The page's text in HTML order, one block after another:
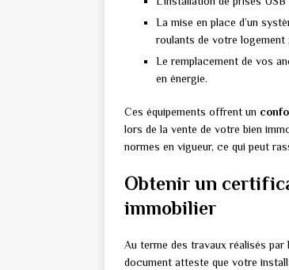
La mise en place d’un
roulants de votre logement
Le remplacement de vos
en énergie.
Ces équipements offrent un
lors de la vente de votre bien
normes en vigueur, ce qui peut
Obtenir un
immobilier
Au terme des travaux réalisés par
document atteste que votre